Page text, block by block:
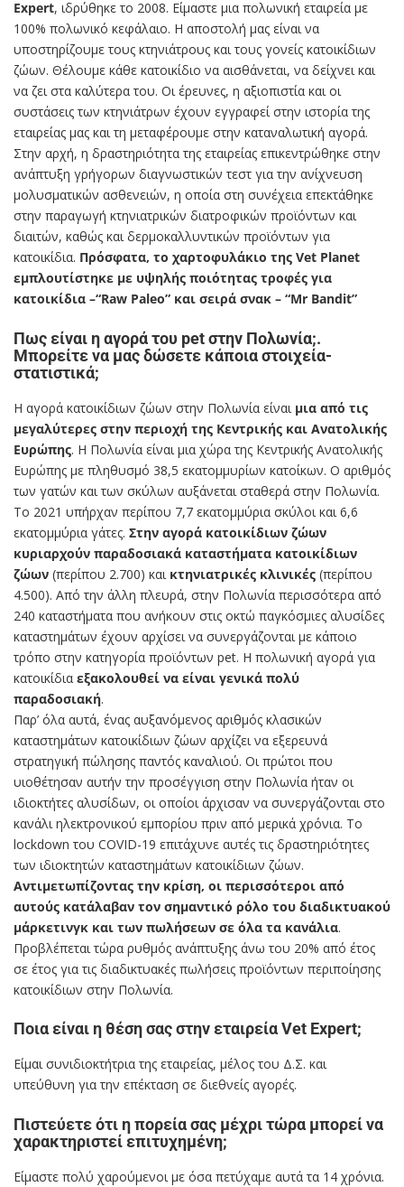
Expert, ιδρύθηκε το 2008. Είμαστε μια πολωνική εταιρεία με
100% πολωνικό κεφάλαιο. Η αποστολή μας είναι να
υποστηρίζουμε τους κτηνιάτρους και τους γονείς κατοικίδιων
ζώων. Θέλουμε κάθε κατοικίδιο να αισθάνεται, να δείχνει και
να ζει στα καλύτερα του. Οι έρευνες, η αξιοπιστία και οι
συστάσεις των κτηνιάτρων έχουν εγγραφεί στην ιστορία της
εταιρείας μας και τη μεταφέρουμε στην καταναλωτική αγορά.
Στην αρχή, η δραστηριότητα της εταιρείας επικεντρώθηκε στην
ανάπτυξη γρήγορων διαγνωστικών τεστ για την ανίχνευση
μολυσματικών ασθενειών, η οποία στη συνέχεια επεκτάθηκε
στην παραγωγή κτηνιατρικών διατροφικών προϊόντων και
διαιτών, καθώς και δερμοκαλλυντικών προϊόντων για
κατοικίδια. Πρόσφατα, το χαρτοφυλάκιο της Vet Planet
εμπλουτίστηκε με υψηλής ποιότητας τροφές για
κατοικίδια –“Raw Paleo” και σειρά σνακ – “Mr Bandit”
Πως είναι η αγορά του pet στην Πολωνία;.
Μπορείτε να μας δώσετε κάποια στοιχεία-
στατιστικά;
Η αγορά κατοικίδιων ζώων στην Πολωνία είναι μια από τις
μεγαλύτερες στην περιοχή της Κεντρικής και Ανατολικής
Ευρώπης. Η Πολωνία είναι μια χώρα της Κεντρικής Ανατολικής
Ευρώπης με πληθυσμό 38,5 εκατομμυρίων κατοίκων. Ο αριθμός
των γατών και των σκύλων αυξάνεται σταθερά στην Πολωνία.
Το 2021 υπήρχαν περίπου 7,7 εκατομμύρια σκύλοι και 6,6
εκατομμύρια γάτες. Στην αγορά κατοικίδιων ζώων
κυριαρχούν παραδοσιακά καταστήματα κατοικίδιων
ζώων (περίπου 2.700) και κτηνιατρικές κλινικές (περίπου
4.500). Από την άλλη πλευρά, στην Πολωνία περισσότερα από
240 καταστήματα που ανήκουν στις οκτώ παγκόσμιες αλυσίδες
καταστημάτων έχουν αρχίσει να συνεργάζονται με κάποιο
τρόπο στην κατηγορία προϊόντων pet. Η πολωνική αγορά για
κατοικίδια εξακολουθεί να είναι γενικά πολύ
παραδοσιακή.
Παρ’ όλα αυτά, ένας αυξανόμενος αριθμός κλασικών
καταστημάτων κατοικίδιων ζώων αρχίζει να εξερευνά
στρατηγική πώλησης παντός καναλιού. Οι πρώτοι που
υιοθέτησαν αυτήν την προσέγγιση στην Πολωνία ήταν οι
ιδιοκτήτες αλυσίδων, οι οποίοι άρχισαν να συνεργάζονται στο
κανάλι ηλεκτρονικού εμπορίου πριν από μερικά χρόνια. Το
lockdown του COVID-19 επιτάχυνε αυτές τις δραστηριότητες
των ιδιοκτητών καταστημάτων κατοικίδιων ζώων.
Αντιμετωπίζοντας την κρίση, οι περισσότεροι από
αυτούς κατάλαβαν τον σημαντικό ρόλο του διαδικτυακού
μάρκετινγκ και των πωλήσεων σε όλα τα κανάλια.
Προβλέπεται τώρα ρυθμός ανάπτυξης άνω του 20% από έτος
σε έτος για τις διαδικτυακές πωλήσεις προϊόντων περιποίησης
κατοικίδιων στην Πολωνία.
Ποια είναι η θέση σας στην εταιρεία Vet Expert;
Είμαι συνιδιοκτήτρια της εταιρείας, μέλος του Δ.Σ. και
υπεύθυνη για την επέκταση σε διεθνείς αγορές.
Πιστεύετε ότι η πορεία σας μέχρι τώρα μπορεί να
χαρακτηριστεί επιτυχημένη;
Είμαστε πολύ χαρούμενοι με όσα πετύχαμε αυτά τα 14 χρόνια.